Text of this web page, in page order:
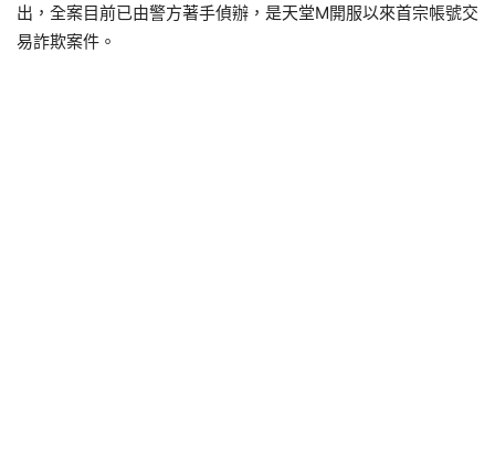
出，全案目前已由警方著手偵辦，是天堂M開服以來首宗帳號交
易詐欺案件。